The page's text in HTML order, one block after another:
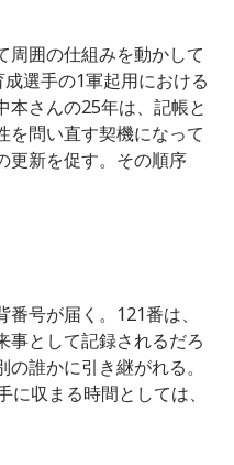
周囲の仕組みを動かして
選手の1軍起用における
本さんの25年は、記帳と
を問い直す契機になって
更新を促す。その順序
号が届く。121番は、
事として記録されるだろ
誰かに引き継がれる。
収まる時間としては、